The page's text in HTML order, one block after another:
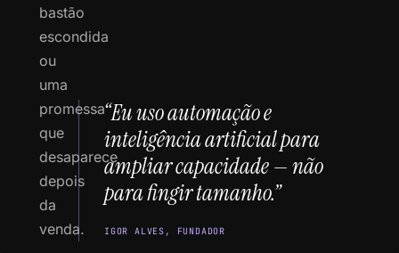
bastão
escondida
ou
uma
promessa
que
desaparece
depois
da
venda.
“Eu uso automação e
inteligência artificial para
ampliar capacidade — não
para fingir tamanho.”
IGOR ALVES, FUNDADOR